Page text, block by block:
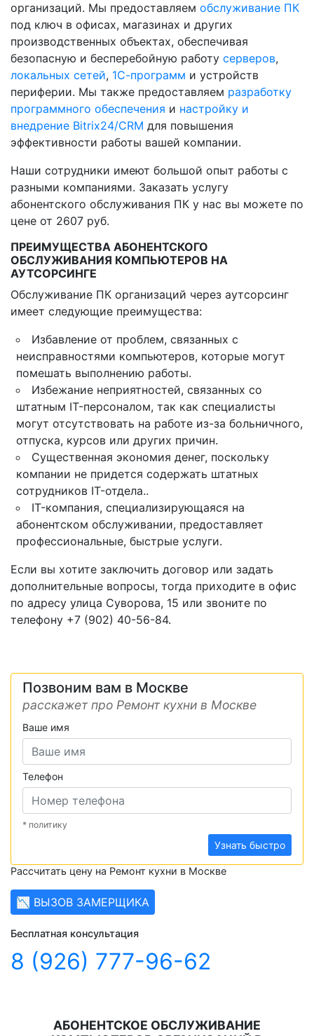
организаций. Мы предоставляем обслуживание ПК
под ключ в офисах, магазинах и других
производственных объектах, обеспечивая
безопасную и бесперебойную работу серверов,
локальных сетей, 1С-программ и устройств
периферии. Мы также предоставляем разработку
программного обеспечения и настройку и
внедрение Bitrix24/CRM для повышения
эффективности работы вашей компании.
Наши сотрудники имеют большой опыт работы с
разными компаниями. Заказать услугу
абонентского обслуживания ПК у нас вы можете по
цене от 2607 руб.
ПРЕИМУЩЕСТВА АБОНЕНТСКОГО
ОБСЛУЖИВАНИЯ КОМПЬЮТЕРОВ НА
АУТСОРСИНГЕ
Обслуживание ПК организаций через аутсорсинг
имеет следующие преимущества:
Избавление от проблем, связанных с
неисправностями компьютеров, которые могут
помешать выполнению работы.
Избежание неприятностей, связанных со
штатным IT-персоналом, так как специалисты
могут отсутствовать на работе из-за больничного,
отпуска, курсов или других причин.
Существенная экономия денег, поскольку
компании не придется содержать штатных
сотрудников IT-отдела..
IT-компания, специализирующаяся на
абонентском обслуживании, предоставляет
профессиональные, быстрые услуги.
Если вы хотите заключить договор или задать
дополнительные вопросы, тогда приходите в офис
по адресу улица Суворова, 15 или звоните по
телефону +7 (902) 40-56-84.
Позвоним вам в Москве
расскажет про Ремонт кухни в Москве
Ваше имя
Телефон
* политику
Узнать быстро
Рассчитать цену на Ремонт кухни в Москве
📉 ВЫЗОВ ЗАМЕРЩИКА
Бесплатная консультация
8 (926) 777-96-62
АБОНЕНТСКОЕ ОБСЛУЖИВАНИЕ